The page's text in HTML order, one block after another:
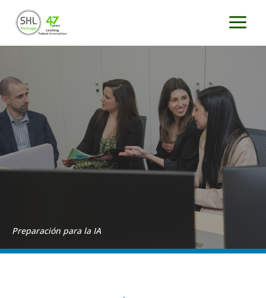
contenido
Preparación para la IA